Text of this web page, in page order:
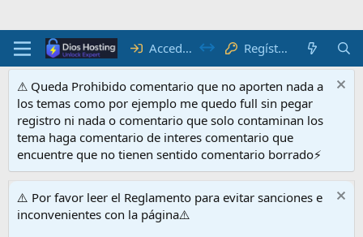
Acceder Regístrate
⚠ Queda Prohibido comentario que no aporten nada a
los temas como por ejemplo me quedo full sin pegar
registro ni nada o comentario que solo contaminan los
tema haga comentario de interes comentario que
encuentre que no tienen sentido comentario borrado⚡
⚠️ Por favor leer el Reglamento para evitar sanciones e
inconvenientes con la página⚠️